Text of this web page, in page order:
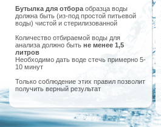
Бутылка для отбора образца воды
должна быть (из-под простой питьевой
воды) чистой и стерилизованной
Количество отбираемой воды для
анализа должно быть не менее 1,5
литров
Необходимо дать воде стечь примерно 5-
10 минут
Только соблюдение этих правил позволит
получить верный результат